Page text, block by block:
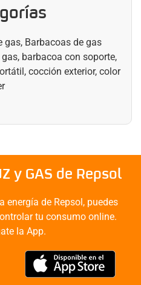
gas, Barbacoas de gas
gas, barbacoa con soporte,
, cocción exterior, color
y GAS de Repsol
energía de Repsol, puedes
tu consumo online.
la App.